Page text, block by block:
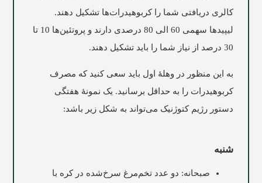
کالری دریافتی شما را کربوهیدرات‌ها تشکیل دهند.
لیپیدها سهمی 60 الی 80 درصدی دارند و پروتئین‌ها 10 تا
30 درصد از نیاز شما را باید تشکیل دهند.
به این منظور در وهلۀ اول باید سعی کنید که مصرف
کربوهیدرات را به حداقل برسانید. یک نمونۀ هفتگی
دستور رژیم کتوژنیک می‌تواند به شکل زیر باشد:
شنبه
صبحانه: دو عدد تخم‌مرغ سرخ‌شده در کره با